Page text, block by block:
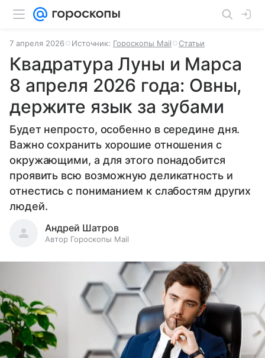
7 апреля 2026 Источник: Гороскопы Mail Статьи
Квадратура Луны и Марса
8 апреля 2026 года: Овны,
держите язык за зубами
Будет непросто, особенно в середине дня.
Важно сохранить хорошие отношения с
окружающими, а для этого понадобится
проявить всю возможную деликатность и
отнестись с пониманием к слабостям других
людей.
Андрей Шатров
Автор Гороскопы Mail